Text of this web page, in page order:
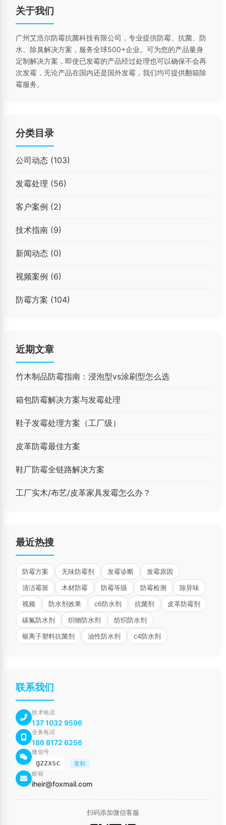
关于我们
广州艾浩尔防霉抗菌科技有限公司，专业提供防霉、抗菌、防
水、除臭解决方案，服务全球500+企业。可为您的产品量身
定制解决方案，即使已发霉的产品经过处理也可以确保不会再
次发霉，无论产品在国内还是国外发霉，我们均可提供翻箱除
霉服务。
分类目录
公司动态 (103)
发霉处理 (56)
客户案例 (2)
技术指南 (9)
新闻动态 (0)
视频案例 (6)
防霉方案 (104)
近期文章
竹木制品防霉指南：浸泡型vs涂刷型怎么选
箱包防霉解决方案与发霉处理
鞋子发霉处理方案（工厂级）
皮革防霉最佳方案
鞋厂防霉全链路解决方案
工厂实木/布艺/皮革家具发霉怎么办？
最近热搜
防霉方案 无味防霉剂 发霉诊断
发霉原因
清洁霉斑
木材防霉 防霉等级 防霉检测
除异味
视频
防水剂效果 c6防水剂 抗菌剂
皮革防霉剂
碳氟防水剂
织物防水剂
纺织防水剂
银离子塑料抗菌剂
油性防水剂 c4防水剂
联系我们
技术电话
137 1032 9596
业务电话
186 8172 6256
微信号
gzzxsc
复制
邮箱
iheir@foxmail.com
扫码添加微信客服